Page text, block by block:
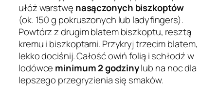
ułóż warstwę nasączonych biszkoptów
(ok. 150 g pokruszonych lub ladyfingers).
Powtórz z drugim blatem biszkoptu, resztą
kremu i biszkoptami. Przykryj trzecim blatem,
lekko dociśnij. Całość owiń folią i schłodź w
lodówce minimum 2 godzinylub na noc dla
lepszego przegryzienia się smaków.